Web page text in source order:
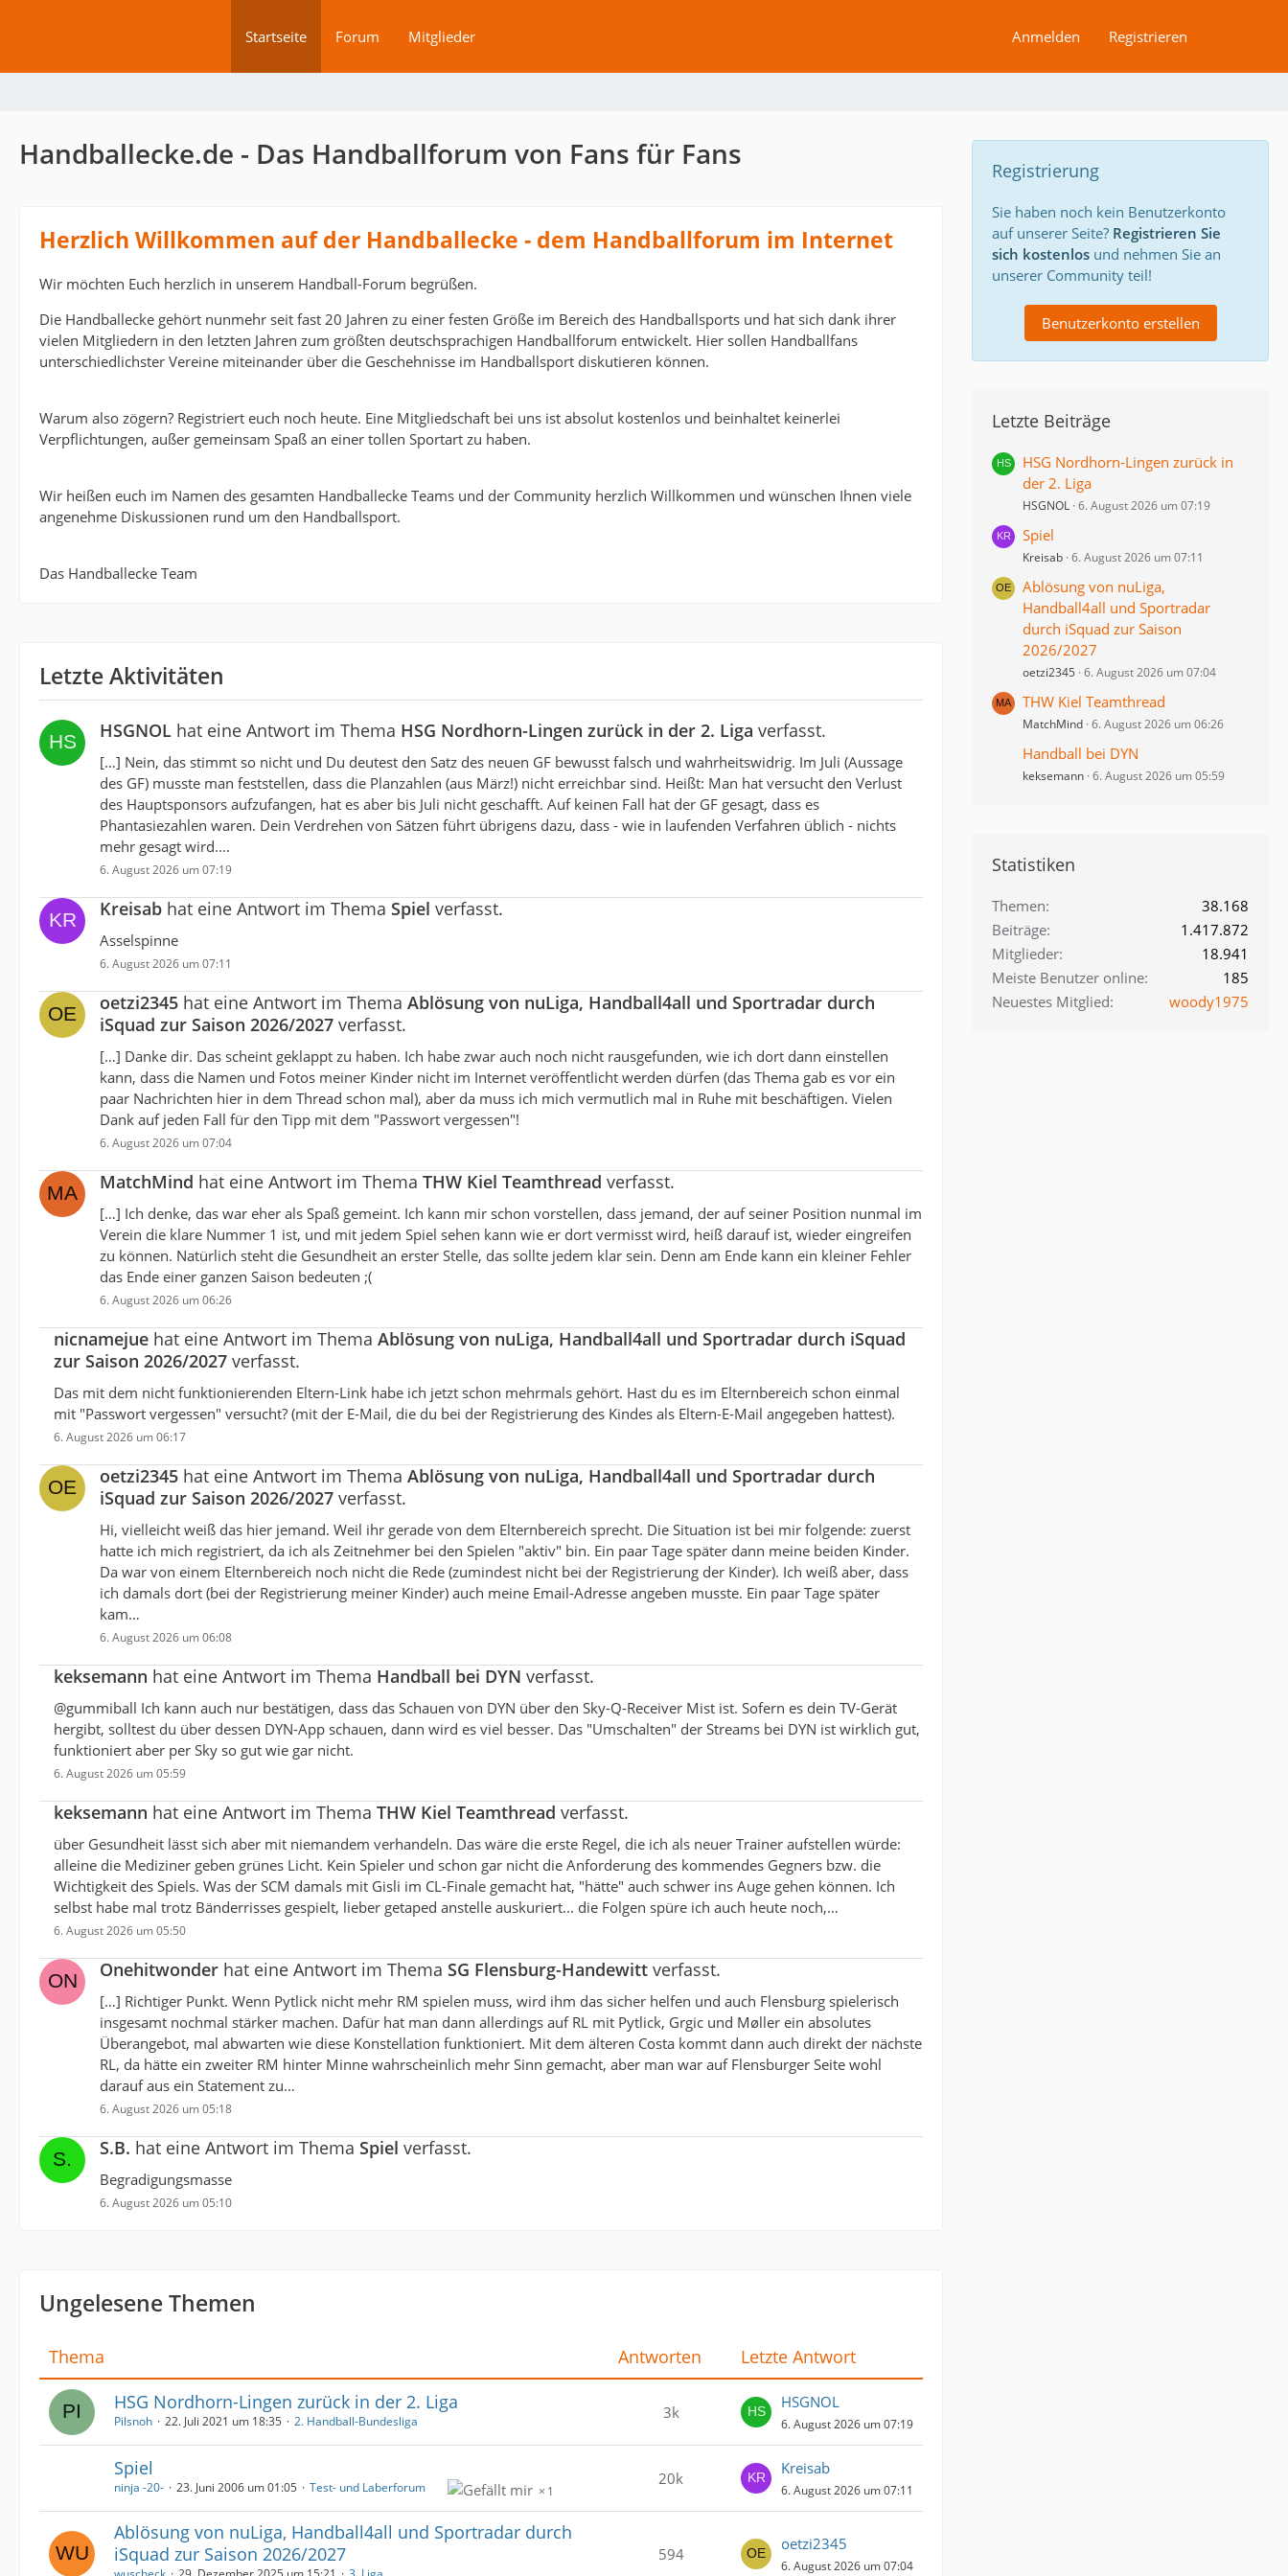
Startseite Forum Mitglieder Anmelden Registrieren
Handballecke.de - Das Handballforum von Fans für Fans
Herzlich Willkommen auf der Handballecke - dem Handballforum im Internet
Wir möchten Euch herzlich in unserem Handball-Forum begrüßen.
Die Handballecke gehört nunmehr seit fast 20 Jahren zu einer festen Größe im Bereich des Handballsports und hat sich dank ihrer
vielen Mitgliedern in den letzten Jahren zum größten deutschsprachigen Handballforum entwickelt. Hier sollen Handballfans
unterschiedlichster Vereine miteinander über die Geschehnisse im Handballsport diskutieren können.
Warum also zögern? Registriert euch noch heute. Eine Mitgliedschaft bei uns ist absolut kostenlos und beinhaltet keinerlei
Verpflichtungen, außer gemeinsam Spaß an einer tollen Sportart zu haben.
Wir heißen euch im Namen des gesamten Handballecke Teams und der Community herzlich Willkommen und wünschen Ihnen viele
angenehme Diskussionen rund um den Handballsport.
Das Handballecke Team
Letzte Aktivitäten
HSGNOL hat eine Antwort im Thema HSG Nordhorn-Lingen zurück in der 2. Liga verfasst.
[…] Nein, das stimmt so nicht und Du deutest den Satz des neuen GF bewusst falsch und wahrheitswidrig. Im Juli (Aussage
des GF) musste man feststellen, dass die Planzahlen (aus März!) nicht erreichbar sind. Heißt: Man hat versucht den Verlust
des Hauptsponsors aufzufangen, hat es aber bis Juli nicht geschafft. Auf keinen Fall hat der GF gesagt, dass es
Phantasiezahlen waren. Dein Verdrehen von Sätzen führt übrigens dazu, dass - wie in laufenden Verfahren üblich - nichts
mehr gesagt wird.…
6. August 2026 um 07:19
Kreisab hat eine Antwort im Thema Spiel verfasst.
Asselspinne
6. August 2026 um 07:11
oetzi2345 hat eine Antwort im Thema Ablösung von nuLiga, Handball4all und Sportradar durch
iSquad zur Saison 2026/2027 verfasst.
[…] Danke dir. Das scheint geklappt zu haben. Ich habe zwar auch noch nicht rausgefunden, wie ich dort dann einstellen
kann, dass die Namen und Fotos meiner Kinder nicht im Internet veröffentlicht werden dürfen (das Thema gab es vor ein
paar Nachrichten hier in dem Thread schon mal), aber da muss ich mich vermutlich mal in Ruhe mit beschäftigen. Vielen
Dank auf jeden Fall für den Tipp mit dem "Passwort vergessen"!
6. August 2026 um 07:04
MatchMind hat eine Antwort im Thema THW Kiel Teamthread verfasst.
[…] Ich denke, das war eher als Spaß gemeint. Ich kann mir schon vorstellen, dass jemand, der auf seiner Position nunmal im
Verein die klare Nummer 1 ist, und mit jedem Spiel sehen kann wie er dort vermisst wird, heiß darauf ist, wieder eingreifen
zu können. Natürlich steht die Gesundheit an erster Stelle, das sollte jedem klar sein. Denn am Ende kann ein kleiner Fehler
das Ende einer ganzen Saison bedeuten ;(
6. August 2026 um 06:26
nicnamejue hat eine Antwort im Thema Ablösung von nuLiga, Handball4all und Sportradar durch iSquad
zur Saison 2026/2027 verfasst.
Das mit dem nicht funktionierenden Eltern-Link habe ich jetzt schon mehrmals gehört. Hast du es im Elternbereich schon einmal
mit "Passwort vergessen" versucht? (mit der E-Mail, die du bei der Registrierung des Kindes als Eltern-E-Mail angegeben hattest).
6. August 2026 um 06:17
oetzi2345 hat eine Antwort im Thema Ablösung von nuLiga, Handball4all und Sportradar durch
iSquad zur Saison 2026/2027 verfasst.
Hi, vielleicht weiß das hier jemand. Weil ihr gerade von dem Elternbereich sprecht. Die Situation ist bei mir folgende: zuerst
hatte ich mich registriert, da ich als Zeitnehmer bei den Spielen "aktiv" bin. Ein paar Tage später dann meine beiden Kinder.
Da war von einem Elternbereich noch nicht die Rede (zumindest nicht bei der Registrierung der Kinder). Ich weiß aber, dass
ich damals dort (bei der Registrierung meiner Kinder) auch meine Email-Adresse angeben musste. Ein paar Tage später
kam…
6. August 2026 um 06:08
keksemann hat eine Antwort im Thema Handball bei DYN verfasst.
@gummiball Ich kann auch nur bestätigen, dass das Schauen von DYN über den Sky-Q-Receiver Mist ist. Sofern es dein TV-Gerät
hergibt, solltest du über dessen DYN-App schauen, dann wird es viel besser. Das "Umschalten" der Streams bei DYN ist wirklich gut,
funktioniert aber per Sky so gut wie gar nicht.
6. August 2026 um 05:59
keksemann hat eine Antwort im Thema THW Kiel Teamthread verfasst.
über Gesundheit lässt sich aber mit niemandem verhandeln. Das wäre die erste Regel, die ich als neuer Trainer aufstellen würde:
alleine die Mediziner geben grünes Licht. Kein Spieler und schon gar nicht die Anforderung des kommendes Gegners bzw. die
Wichtigkeit des Spiels. Was der SCM damals mit Gisli im CL-Finale gemacht hat, "hätte" auch schwer ins Auge gehen können. Ich
selbst habe mal trotz Bänderrisses gespielt, lieber getaped anstelle auskuriert... die Folgen spüre ich auch heute noch,…
6. August 2026 um 05:50
Onehitwonder hat eine Antwort im Thema SG Flensburg-Handewitt verfasst.
[…] Richtiger Punkt. Wenn Pytlick nicht mehr RM spielen muss, wird ihm das sicher helfen und auch Flensburg spielerisch
insgesamt nochmal stärker machen. Dafür hat man dann allerdings auf RL mit Pytlick, Grgic und Møller ein absolutes
Überangebot, mal abwarten wie diese Konstellation funktioniert. Mit dem älteren Costa kommt dann auch direkt der nächste
RL, da hätte ein zweiter RM hinter Minne wahrscheinlich mehr Sinn gemacht, aber man war auf Flensburger Seite wohl
darauf aus ein Statement zu…
6. August 2026 um 05:18
S.B. hat eine Antwort im Thema Spiel verfasst.
Begradigungsmasse
6. August 2026 um 05:10
Ungelesene Themen
Thema Antworten
Letzte Antwort
HSG Nordhorn-Lingen zurück in der 2. Liga
Pilsnoh 22. Juli 2021 um 18:35 2. Handball-Bundesliga 3k
HSGNOL
6. August 2026 um 07:19
Spiel
1
ninja -20- 23. Juni 2006 um 01:05 Test- und Laberforum 20k
Kreisab
6. August 2026 um 07:11
Ablösung von nuLiga, Handball4all und Sportradar durch
iSquad zur Saison 2026/2027
594
oetzi2345
6. August 2026 um 07:04
Registrierung
Sie haben noch kein Benutzerkonto
auf unserer Seite? Registrieren Sie
sich kostenlos und nehmen Sie an
unserer Community teil!
Benutzerkonto erstellen
Letzte Beiträge
HSG Nordhorn-Lingen zurück in
der 2. Liga
HSGNOL 6. August 2026 um 07:19
Spiel
Kreisab 6. August 2026 um 07:11
Ablösung von nuLiga,
Handball4all und Sportradar
durch iSquad zur Saison
2026/2027
oetzi2345 6. August 2026 um 07:04
THW Kiel Teamthread
MatchMind 6. August 2026 um 06:26
Handball bei DYN
keksemann 6. August 2026 um 05:59
Statistiken
Themen
38.168
Beiträge
1.417.872
Mitglieder
18.941
Meiste Benutzer online
185
Neuestes Mitglied
woody1975